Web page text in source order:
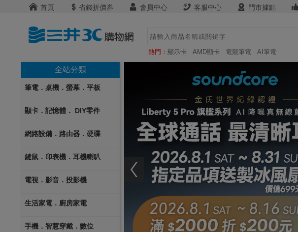
首頁 省錢折價券 會員中心 客服中心 門市據點
全站分類
筆電．桌機．螢幕．平板
顯卡．記憶體． DIY零件
網路設備．路由器．硬碟
鍵鼠．印表機．耳機喇叭
電視．影音．投影機
生活家電．廚房家電
手機．智慧穿戴．數位
熱門： 顯示卡 AMD顯卡 電競筆電 AI筆電